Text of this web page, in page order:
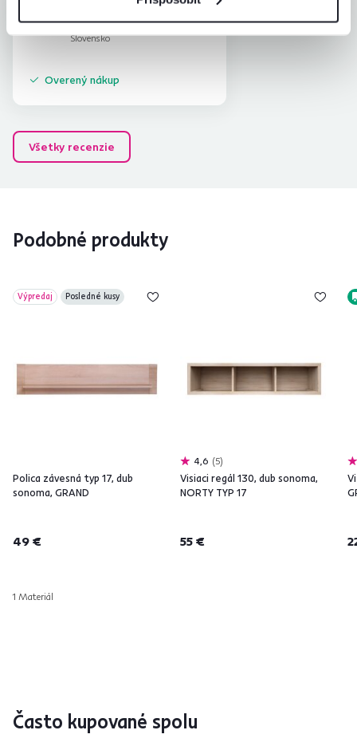
Š
12.3.2026, LUCENEC,
Slovensko
hviezdičky
Overený nákup
Všetky recenzie
Podobné produkty
Výpredaj Posledné kusy
Polica závesná typ 17, dub
sonoma, GRAND
49 €
1 Materiál
4,6 5
Visiaci regál 130, dub sonoma,
NORTY TYP 17
55 €
Často kupované spolu